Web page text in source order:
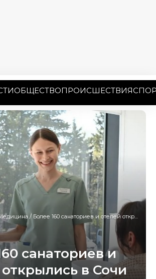
ОБЩЕСТВОПРОИСШЕСТВИЯ
/ Более 160 санаториев и отелей открылись в Сочи
санаториев и
в Сочи